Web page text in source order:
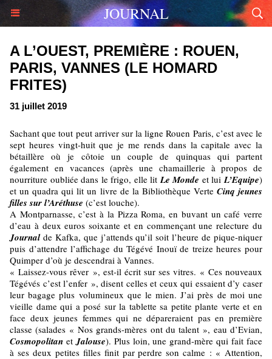
JOURNAL
A L’OUEST, PREMIÈRE : ROUEN,
PARIS, VANNES (LE HOMARD
FRITES)
31 juillet 2019
Sachant que tout peut arriver sur la ligne Rouen Paris, c’est avec le
sept heures vingt-huit que je me rends dans la capitale avec la
bétaillère où je côtoie un couple de quinquas qui partent
également en vacances (après une chamaillerie à propos de
nourriture oubliée dans le frigo, elle litLe Monde et luiL’Equipe)
et un quadra qui lit un livre de la Bibliothèque Verte Cinq jeunes
filles sur l’Aréthuse (c’est louche).
A Montparnasse, c’est à la Pizza Roma, en buvant un café verre
d’eau à deux euros soixante et en commençant une relecture du
Journalde Kafka, que j’attends qu’il soit l’heure de pique-niquer
puis d’attendre l’affichage du Tégévé Inouï de treize heures pour
Quimper d’où je descendrai à Vannes.
« Laissez-vous rêver », est-il écrit sur ses vitres. « Ces nouveaux
Tégévés c’est l’enfer », disent celles et ceux qui essaient d’y caser
leur bagage plus volumineux que le mien. J’ai près de moi une
vieille dame qui a posé sur la tablette sa petite plante verte et en
face deux jeunes femmes qui ne dépareraient pas en première
classe (salades « Nos grands-mères ont du talent », eau d’Evian,
Cosmopolitan etJalouse). Plus loin, une grand-mère qui fait face
à ses deux petites filles finit par perdre son calme : « Attention,